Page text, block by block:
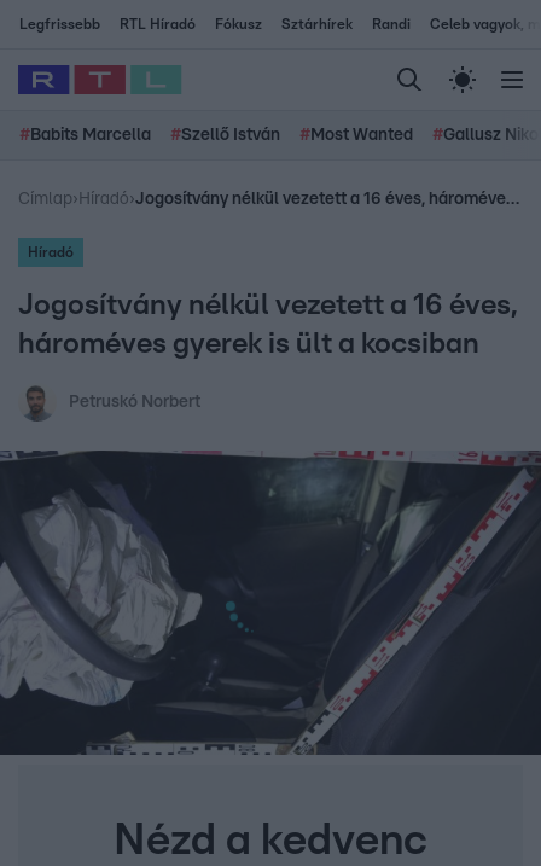
Legfrissebb RTL Híradó Fókusz Sztárhírek Randi Celeb vagyok,
# Babits Marcella #Szellő István # Most Wanted #Gallusz
Címlap› Híradó› Jogosítvány nélkül vezetett a 16 éves, hároméves gyerek is ült a kocsiban
Híradó
Jogosítvány nélkül vezetett a 16 éves,
hároméves gyerek is ült a kocsiban
Petruskó Norbert
Nézd a kedvenc